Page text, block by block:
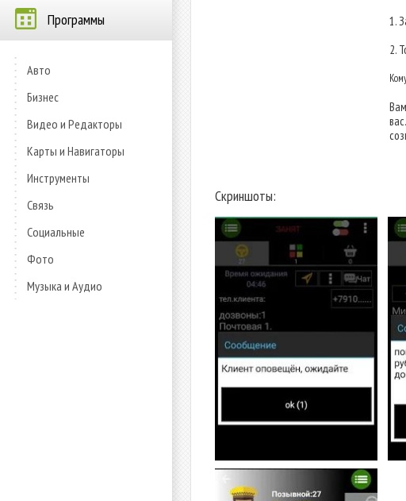
Программы
Авто
Бизнес
Видео и Редакторы
Карты и Навигаторы
Инструменты
Связь
Социальные
Фото
Музыка и Аудио
1.
2.
Скриншоты: